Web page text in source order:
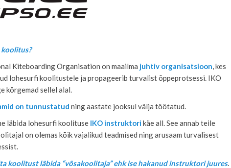
Kiteboarding Organisation on maailma juhtiv organisatsioon, kes
lohesurfi koolitustele ja propageerib turvalist õppeprotsessi. IKO
kõrgemad sellel alal.
on tunnustatud ning aastate jooksul välja töötatud.
läbida lohesurfi koolituse IKO instruktorikäe all. See annab teile
on olemas kõik vajalikud teadmised ning arusaam turvalisest
koolitust läbida “võsakoolitaja” ehk ise hakanud instruktori juures.